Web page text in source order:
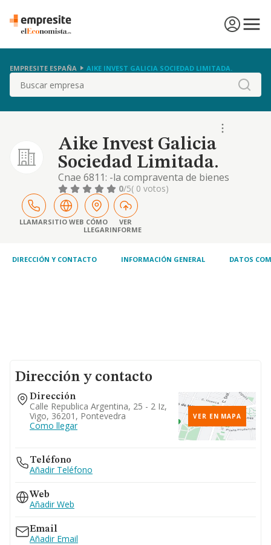
EMPRESITE ESPAÑA AIKE INVEST GALICIA SOCIEDAD LIMITADA.
Buscar
Aike Invest Galicia
Sociedad Limitada.
Cnae 6811: -la compraventa de bienes
inmuebles por cuenta propia. -el
arrendamiento de bienes inmuebles por
cuenta propia. -la gestión y administración
de bienes propios. -la construcción,
promoción, rehabilitación y desarrollo de
inversiones inmobiliarias
0/5( 0 votos)
LLAMARSITIO WEB CÓMO
LLEGAR
VER
INFORME
DIRECCIÓN Y CONTACTO INFORMACIÓN GENERAL DATOS
Dirección y contacto
Dirección
Calle Republica Argentina, 25 - 2 Iz,
Vigo, 36201, Pontevedra
Como llegar
VER EN MAPA
Teléfono
Añadir Teléfono
Web
Añadir Web
Email
Añadir Email